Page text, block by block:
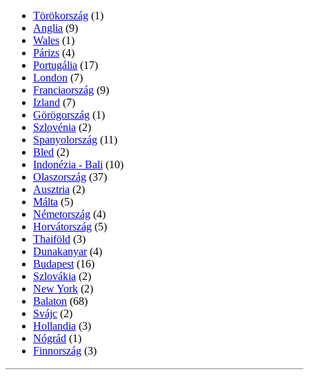
Törökország (1)
Anglia (9)
Wales (1)
Párizs (4)
Portugália (17)
London (7)
Franciaország (9)
Izland (7)
Görögország (1)
Szlovénia (2)
Spanyolország (11)
Bled (2)
Indonézia - Bali (10)
Olaszország (37)
Ausztria (2)
Málta (5)
Németország (4)
Horvátország (5)
Thaiföld (3)
Dunakanyar (4)
Budapest (16)
Szlovákia (2)
New York (2)
Balaton (68)
Svájc (2)
Hollandia (3)
Nógrád (1)
Finnország (3)